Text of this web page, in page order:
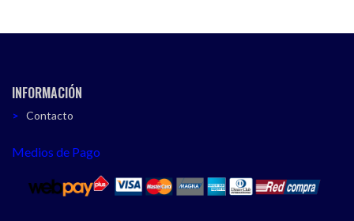
INFORMACIÓN
Contacto
Medios de Pago